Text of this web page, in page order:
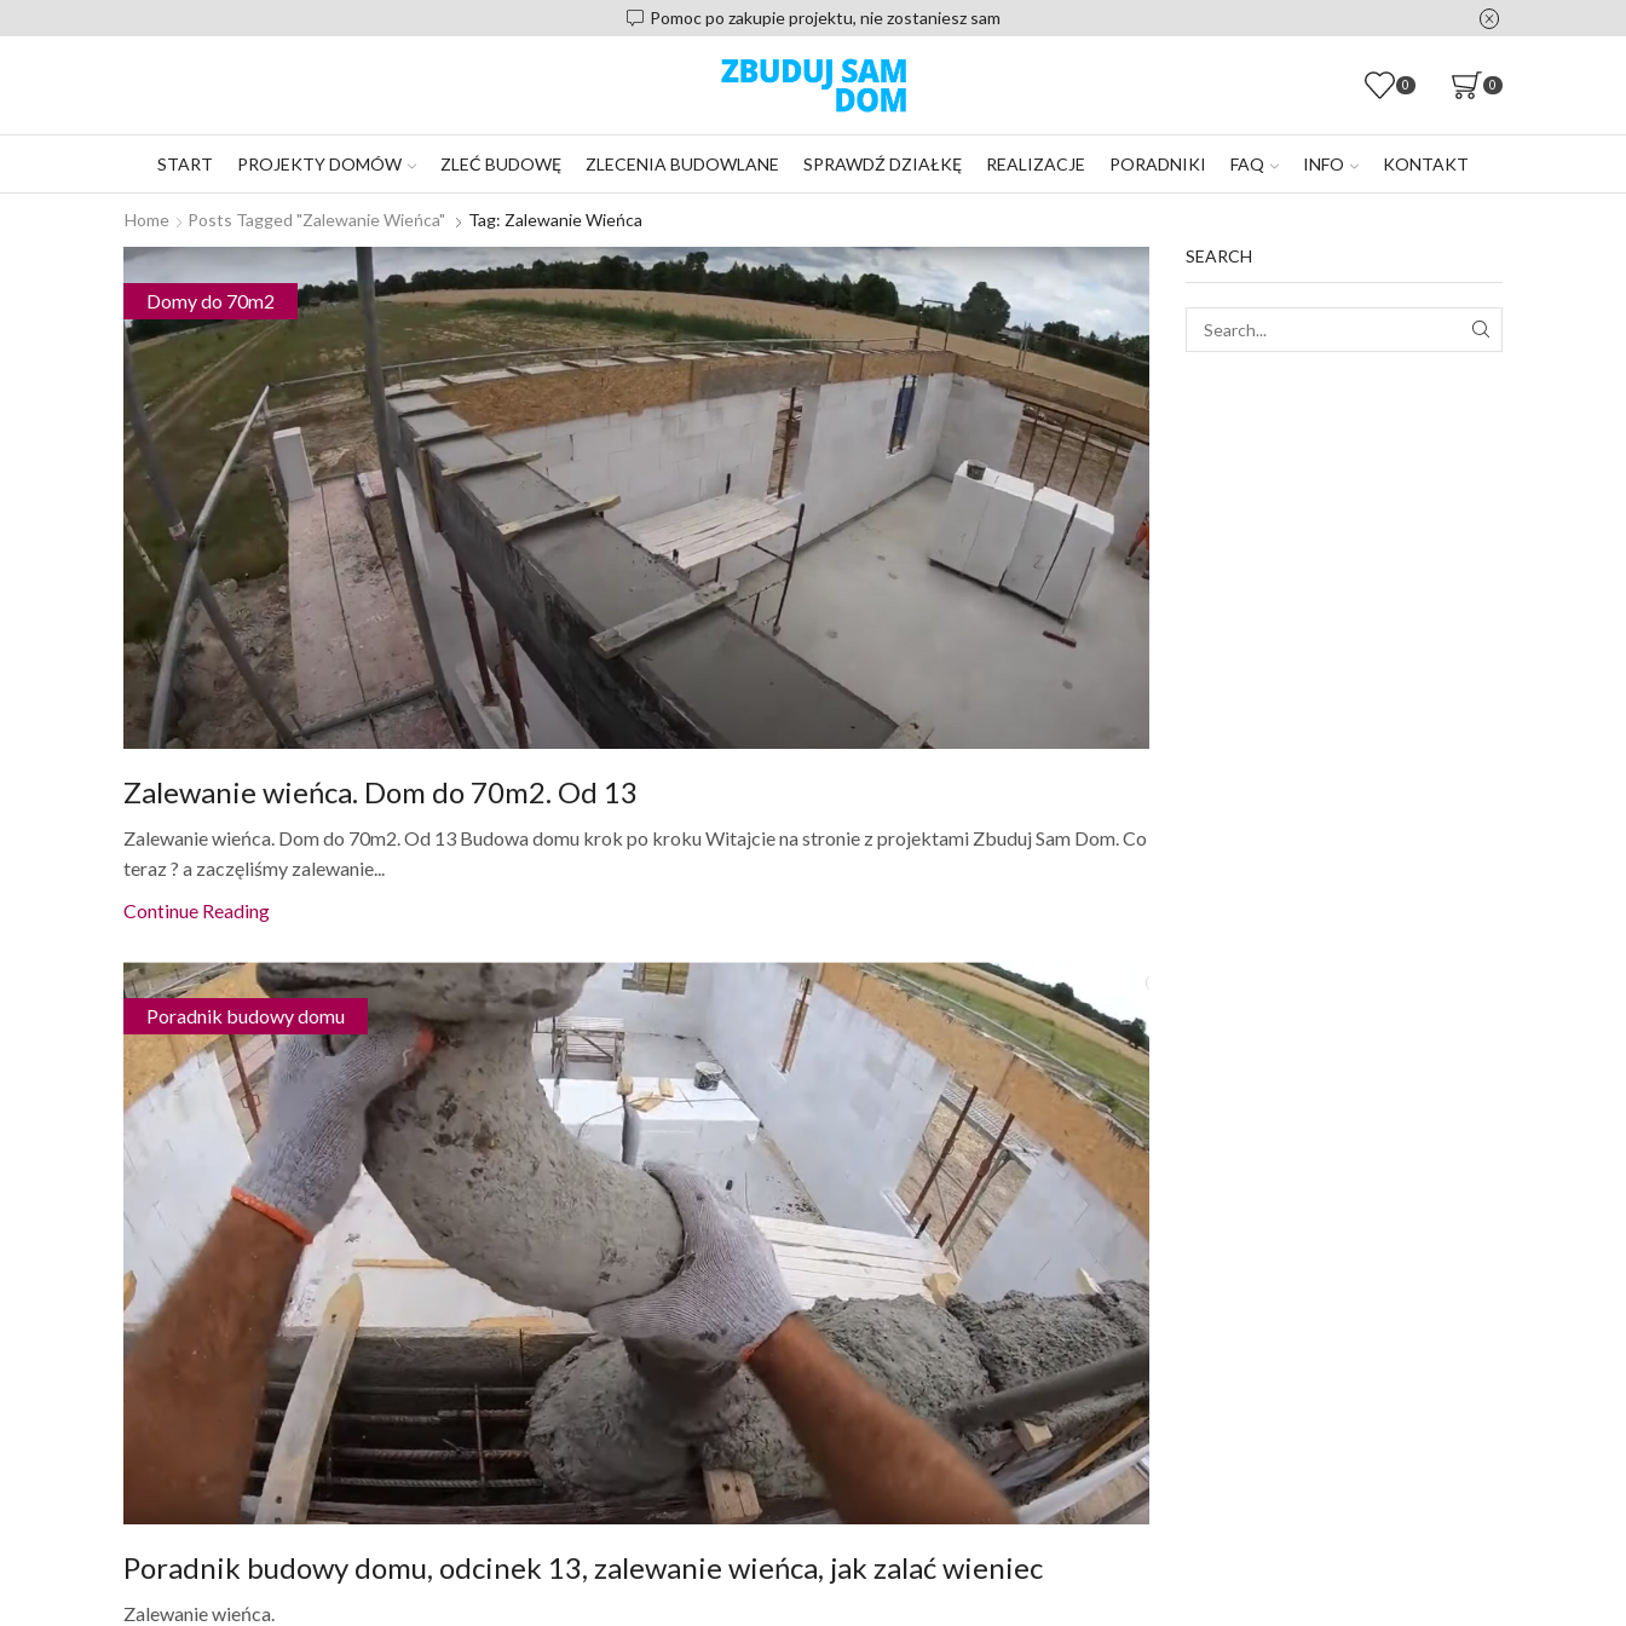
Pomoc po zakupie projektu, nie zostaniesz sam
0 0
START PROJEKTY DOMÓW ZLEĆ BUDOWĘ ZLECENIA BUDOWLANE SPRAWDŹ DZIAŁKĘ REALIZACJE PORADNIKI FAQ INFO KONTAKT
Home Posts Tagged "zalewanie Wieńca" Tag: Zalewanie Wieńca
Domy do 70m2
Zalewanie wieńca. Dom do 70m2. Od 13
Zalewanie wieńca. Dom do 70m2. Od 13 Budowa domu krok po kroku Witajcie na stronie z projektami Zbuduj Sam Dom. Co
teraz ? a zaczęliśmy zalewanie...
Continue Reading
Poradnik budowy domu
Poradnik budowy domu, odcinek 13, zalewanie wieńca, jak zalać wieniec
Zalewanie wieńca.
SEARCH
SEARCH